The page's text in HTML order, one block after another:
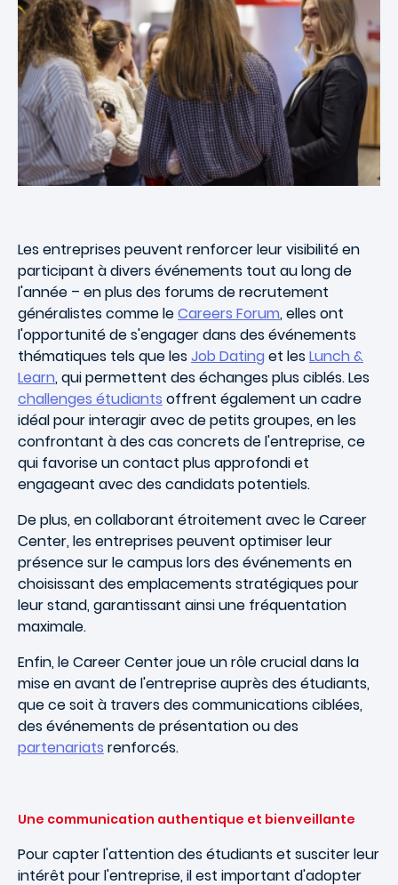
Les entreprises peuvent renforcer leur visibilité en
participant à divers événements tout au long de
l'année – en plus des forums de recrutement
généralistes comme leCareers Forum, elles ont
l'opportunité de s'engager dans des événements
thématiques tels que lesJob Dating et lesLunch &
Learn, qui permettent des échanges plus ciblés. Les
challenges étudiants offrent également un cadre
idéal pour interagir avec de petits groupes, en les
confrontant à des cas concrets de l'entreprise, ce
qui favorise un contact plus approfondi et
engageant avec des candidats potentiels.
De plus, en collaborant étroitement avec le Career
Center, les entreprises peuvent optimiser leur
présence sur le campus lors des événements en
choisissant des emplacements stratégiques pour
leur stand, garantissant ainsi une fréquentation
maximale.
Enfin, le Career Center joue un rôle crucial dans la
mise en avant de l'entreprise auprès des étudiants,
que ce soit à travers des communications ciblées,
des événements de présentation ou des
partenariats renforcés.
Une communication authentique et bienveillante
Pour capter l'attention des étudiants et susciter leur
intérêt pour l'entreprise, il est important d'adopter